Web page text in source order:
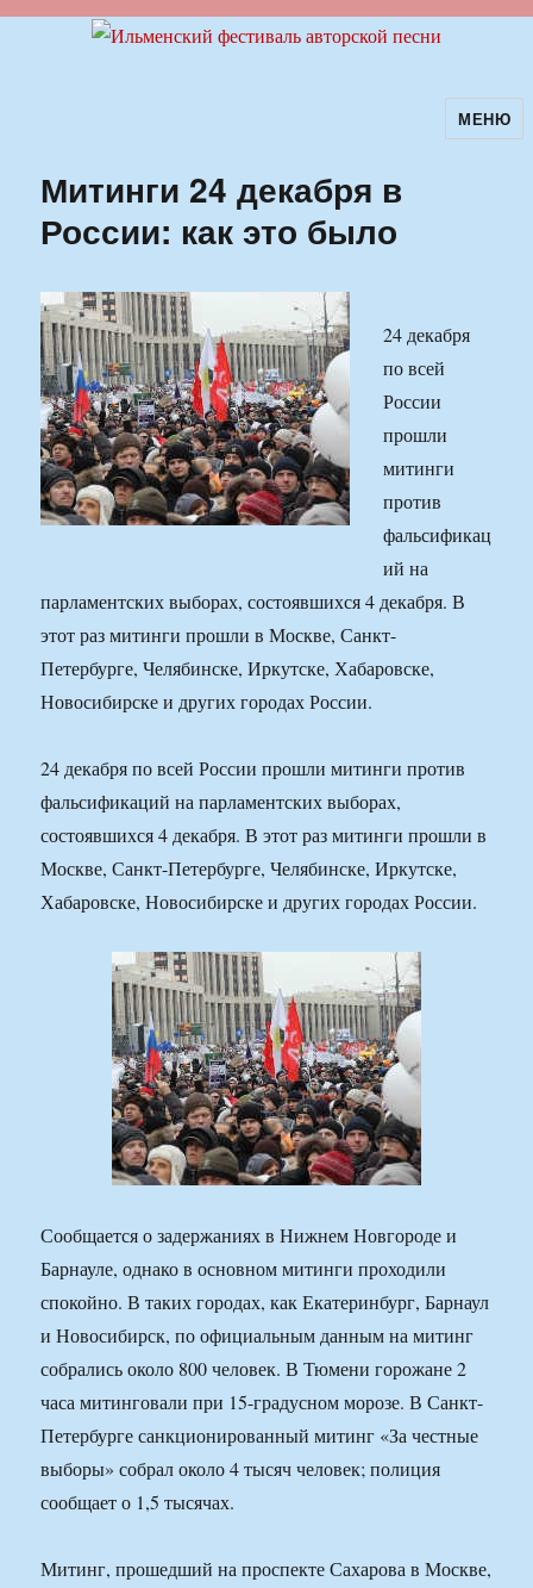
Ильменский фестиваль авторскойМЕНЮ
Митинги 24 декабря в
России: как это было
24 декабря
по всей
России
прошли
митинги
против
фальсификац
ий на
парламентских выборах, состоявшихся 4 декабря. В
этот раз митинги прошли в Москве, Санкт-
Петербурге, Челябинске, Иркутске, Хабаровске,
Новосибирске и других городах России.
24 декабря по всей России прошли митинги против
фальсификаций на парламентских выборах,
состоявшихся 4 декабря. В этот раз митинги прошли в
Москве, Санкт-Петербурге, Челябинске, Иркутске,
Хабаровске, Новосибирске и других городах России.
Сообщается о задержаниях в Нижнем Новгороде и
Барнауле, однако в основном митинги проходили
спокойно. В таких городах, как Екатеринбург, Барнаул
и Новосибирск, по официальным данным на митинг
собрались около 800 человек. В Тюмени горожане 2
часа митинговали при 15-градусном морозе. В Санкт-
Петербурге санкционированный митинг «За честные
выборы» собрал около 4 тысяч человек; полиция
сообщает о 1,5 тысячах.
Митинг, прошедший на проспекте Сахарова в Москве,